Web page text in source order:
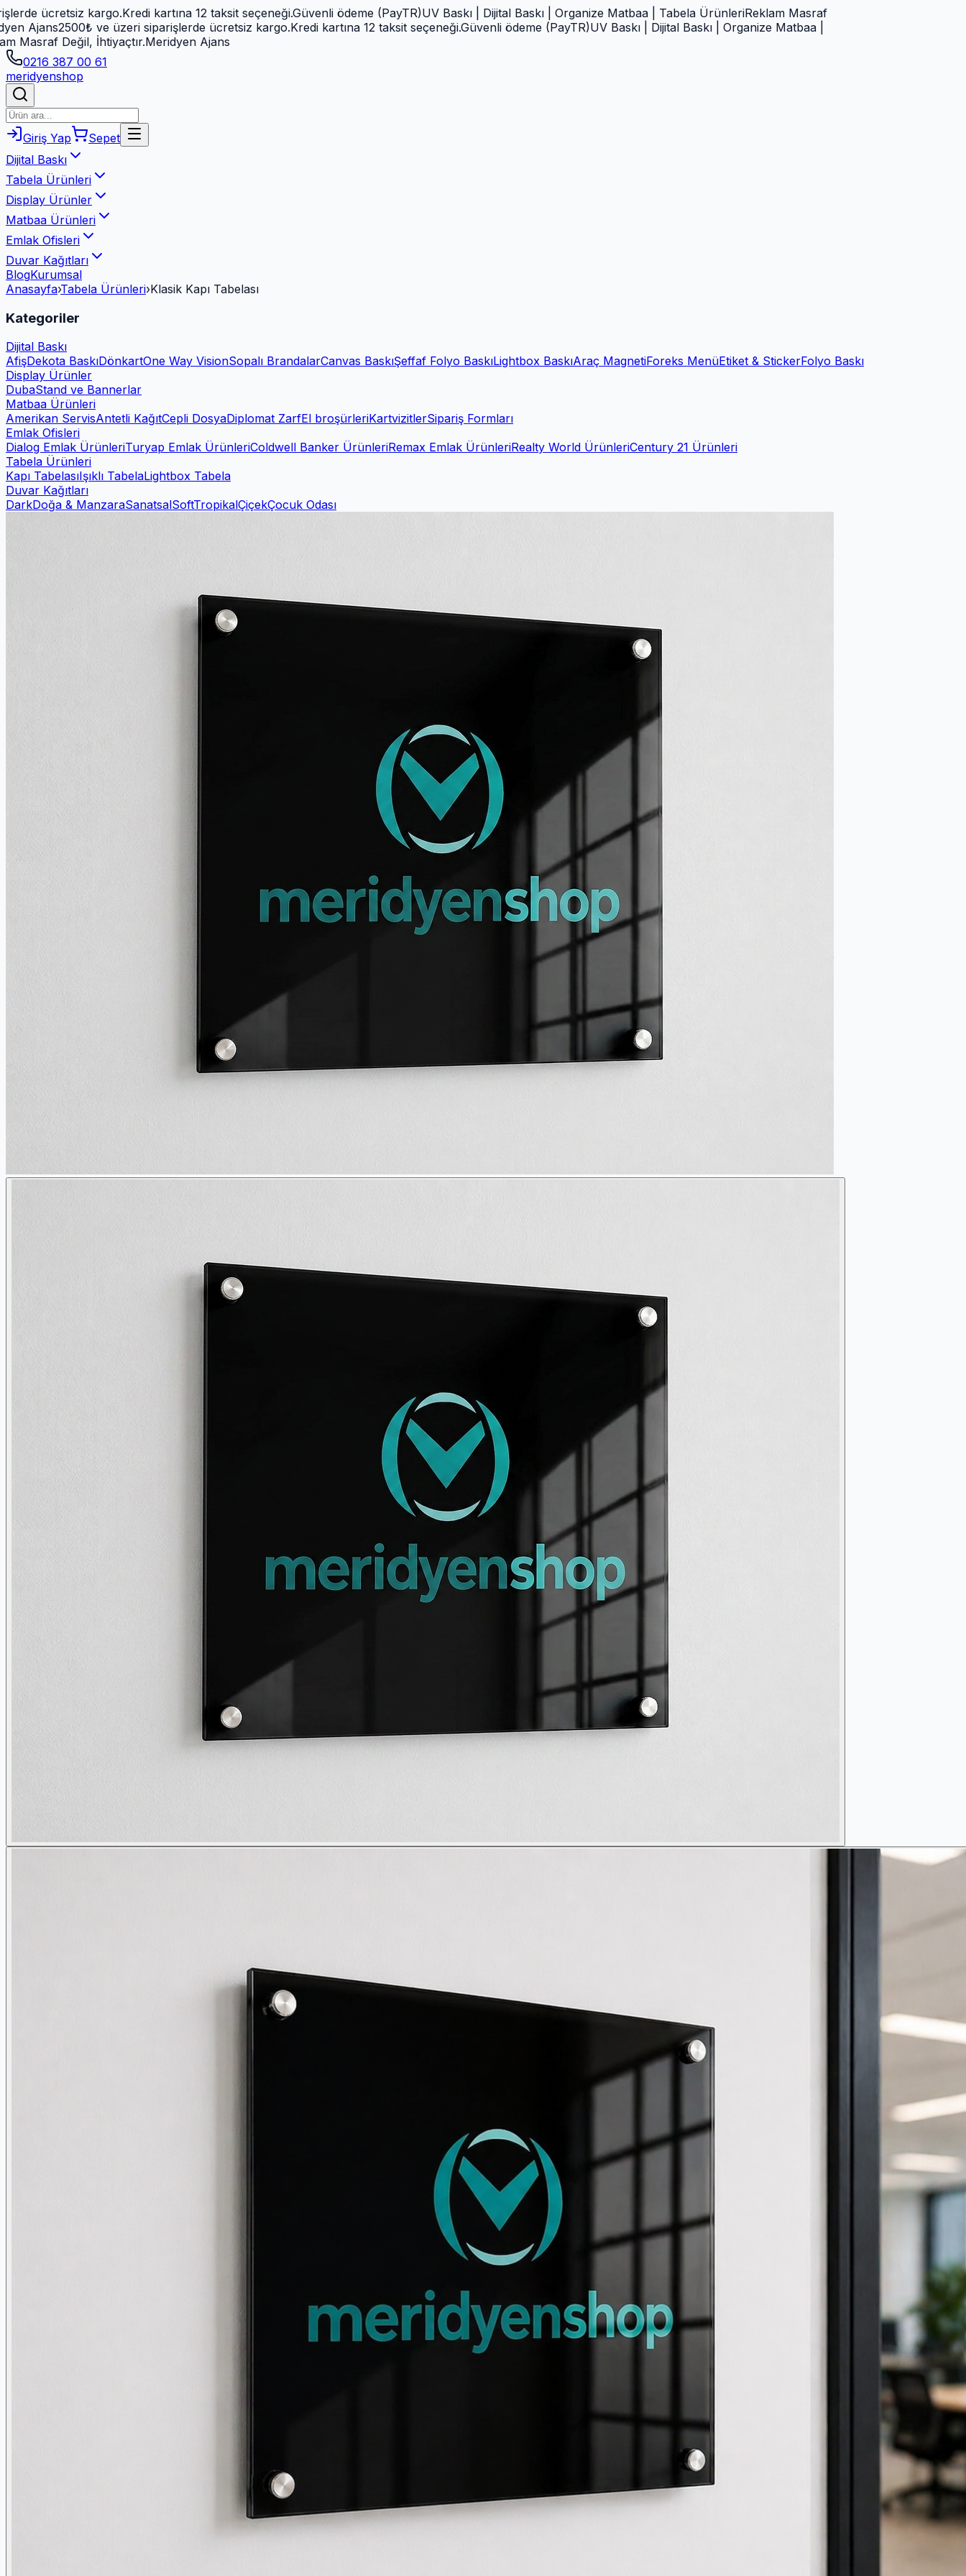
Kredi kartına 12 taksit seçeneği.Güvenli ödeme (PayTR)UV Baskı | Dijital Baskı | Organize Matbaa | Tabela Ürünleri
Reklam Masraf
ve üzeri siparişlerde ücretsiz kargo.Kredi kartına 12 taksit seçeneği.Güvenli ödeme (PayTR)UV Baskı | Dijital Baskı | Organize Matbaa |
Meridyen Ajans
0216 387 00 61
meridyenshop
Giriş Yap
Sepet
Dijital Baskı
Tabela Ürünleri
Display Ürünler
Matbaa Ürünleri
Emlak Ofisleri
Duvar Kağıtları
BlogKurumsal
Anasayfa›Tabela Ürünleri›Klasik Kapı Tabelası
Kategoriler
Dijital Baskı
AfişDekota BaskıDönkartOne Way VisionSopalı BrandalarCanvas BaskıŞeffaf Folyo BaskıLightbox BaskıAraç MagnetiForeks MenüEtiket & StickerFolyo Baskı
Display Ürünler
DubaStand ve Bannerlar
Matbaa Ürünleri
Amerikan ServisAntetli KağıtCepli DosyaDiplomat ZarfEl broşürleriKartvizitlerSipariş Formları
Emlak Ofisleri
Dialog Emlak ÜrünleriTuryap Emlak ÜrünleriColdwell Banker ÜrünleriRemax Emlak ÜrünleriRealty World ÜrünleriCentury 21 Ürünleri
Tabela Ürünleri
Kapı TabelasıIşıklı TabelaLightbox Tabela
Duvar Kağıtları
DarkDoğa & ManzaraSanatsalSoftTropikalÇiçekÇocuk Odası